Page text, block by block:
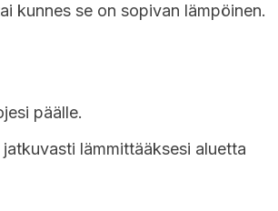
kunnes se on sopivan lämpöinen.
päälle.
lämmittääksesi aluetta